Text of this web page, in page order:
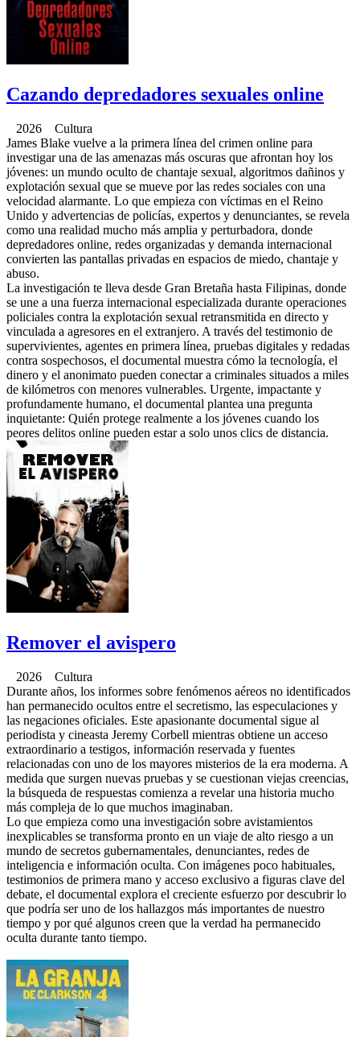
Cazando depredadores sexuales online
2026 Cultura
James Blake vuelve a la primera línea del crimen online para
investigar una de las amenazas más oscuras que afrontan hoy los
jóvenes: un mundo oculto de chantaje sexual, algoritmos dañinos y
explotación sexual que se mueve por las redes sociales con una
velocidad alarmante. Lo que empieza con víctimas en el Reino
Unido y advertencias de policías, expertos y denunciantes, se revela
como una realidad mucho más amplia y perturbadora, donde
depredadores online, redes organizadas y demanda internacional
convierten las pantallas privadas en espacios de miedo, chantaje y
abuso.
La investigación te lleva desde Gran Bretaña hasta Filipinas, donde
se une a una fuerza internacional especializada durante operaciones
policiales contra la explotación sexual retransmitida en directo y
vinculada a agresores en el extranjero. A través del testimonio de
supervivientes, agentes en primera línea, pruebas digitales y redadas
contra sospechosos, el documental muestra cómo la tecnología, el
dinero y el anonimato pueden conectar a criminales situados a miles
de kilómetros con menores vulnerables. Urgente, impactante y
profundamente humano, el documental plantea una pregunta
inquietante: Quién protege realmente a los jóvenes cuando los
peores delitos online pueden estar a solo unos clics de distancia.
Remover el avispero
2026 Cultura
Durante años, los informes sobre fenómenos aéreos no identificados
han permanecido ocultos entre el secretismo, las especulaciones y
las negaciones oficiales. Este apasionante documental sigue al
periodista y cineasta Jeremy Corbell mientras obtiene un acceso
extraordinario a testigos, información reservada y fuentes
relacionadas con uno de los mayores misterios de la era moderna. A
medida que surgen nuevas pruebas y se cuestionan viejas creencias,
la búsqueda de respuestas comienza a revelar una historia mucho
más compleja de lo que muchos imaginaban.
Lo que empieza como una investigación sobre avistamientos
inexplicables se transforma pronto en un viaje de alto riesgo a un
mundo de secretos gubernamentales, denunciantes, redes de
inteligencia e información oculta. Con imágenes poco habituales,
testimonios de primera mano y acceso exclusivo a figuras clave del
debate, el documental explora el creciente esfuerzo por descubrir lo
que podría ser uno de los hallazgos más importantes de nuestro
tiempo y por qué algunos creen que la verdad ha permanecido
oculta durante tanto tiempo.